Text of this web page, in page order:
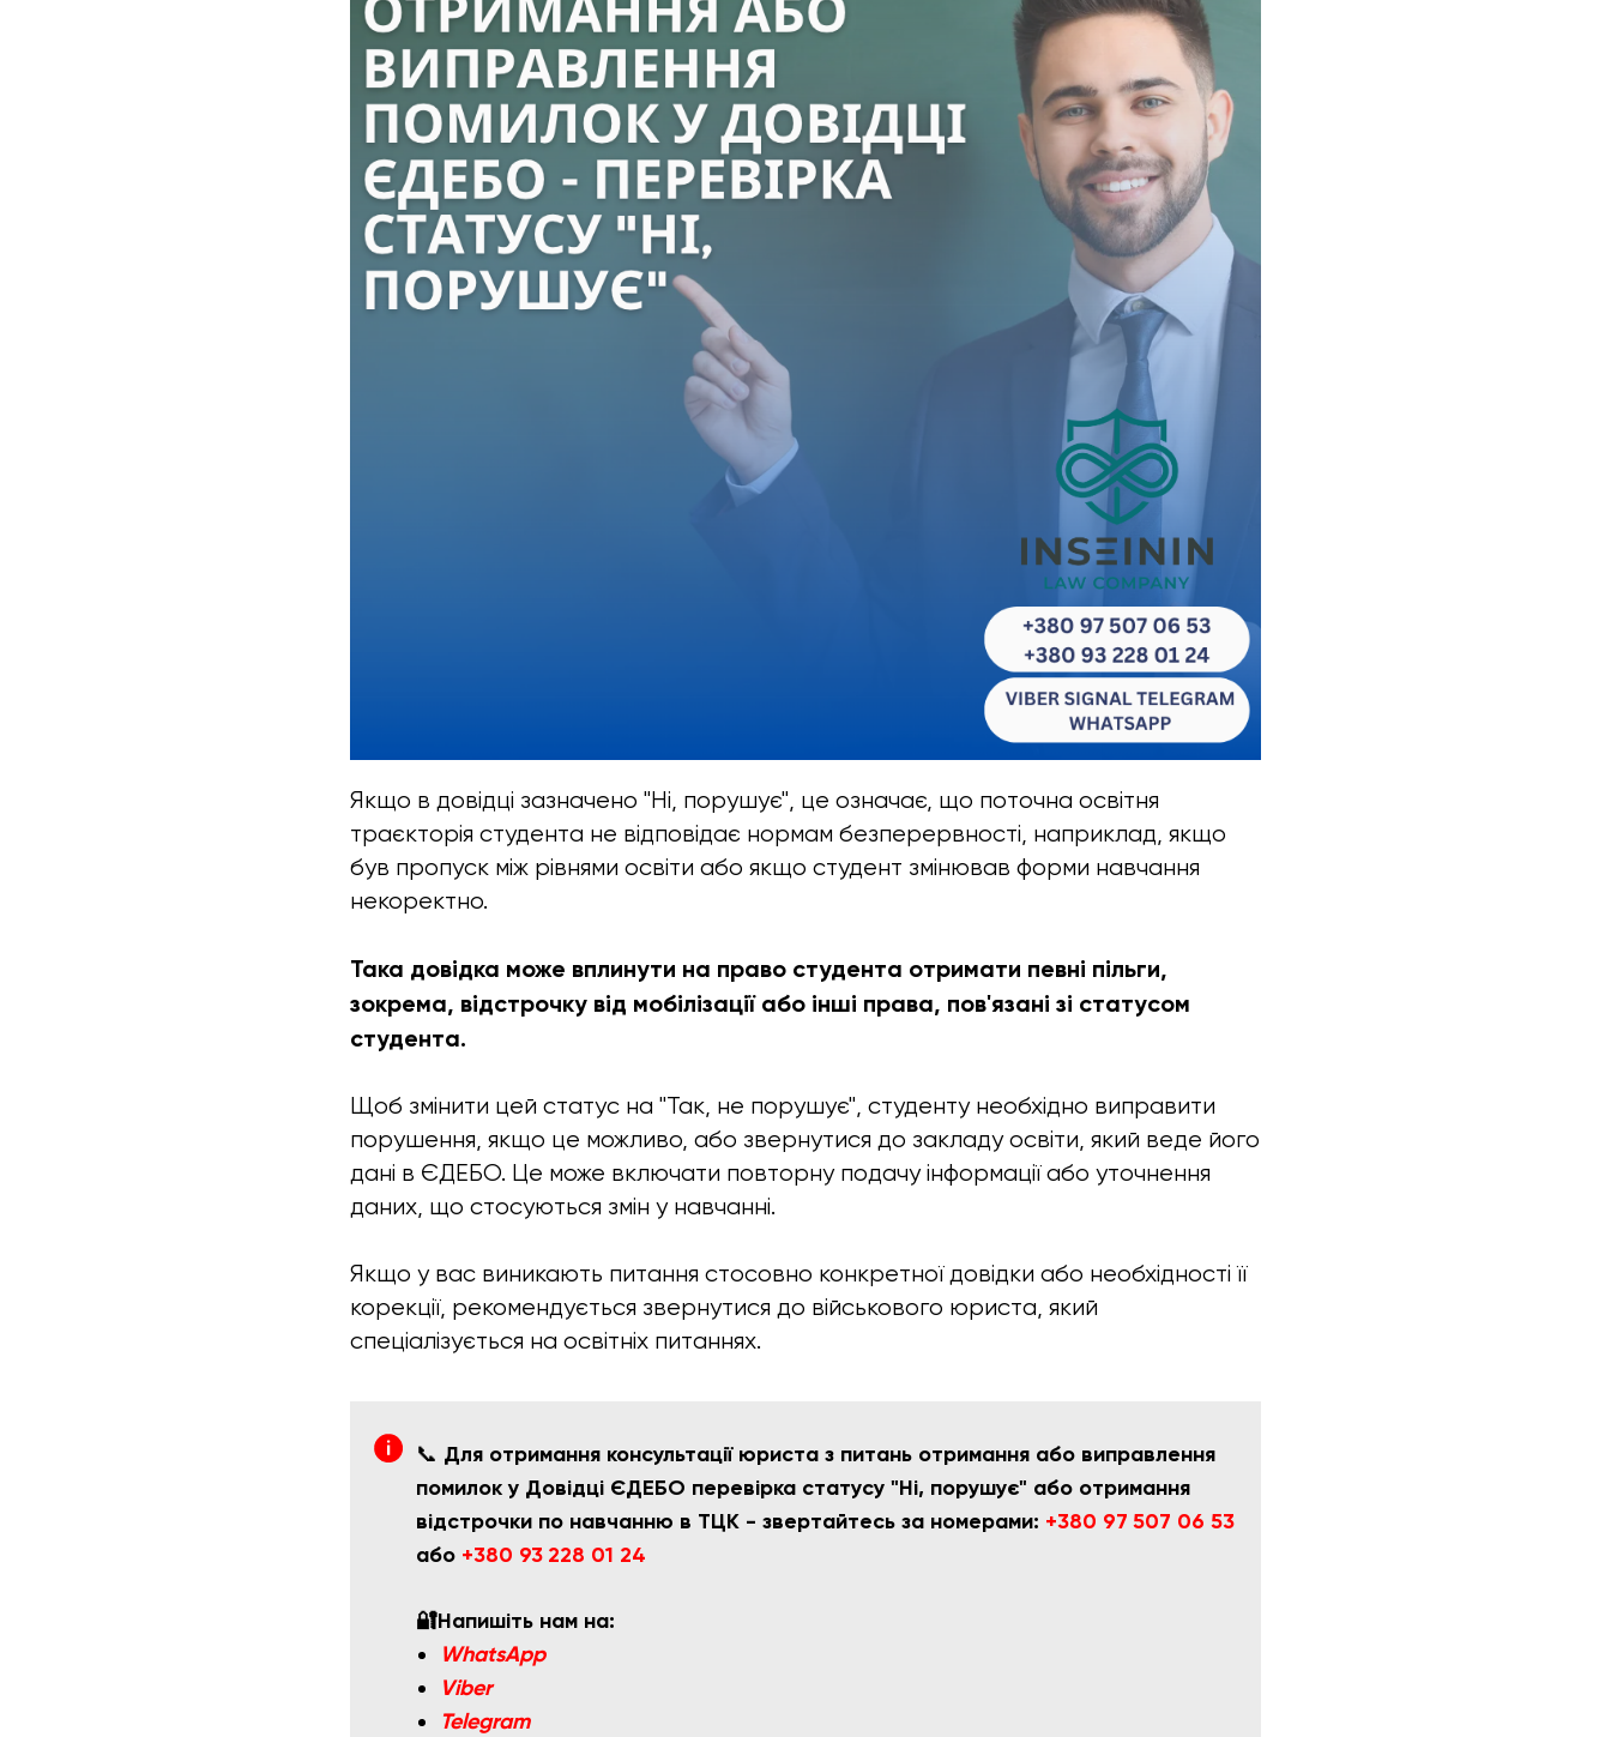
Якщо в довідці зазначено "Ні, порушує", це означає, що поточна освітня
траєкторія студента не відповідає нормам безперервності, наприклад, якщо
був пропуск між рівнями освіти або якщо студент змінював форми навчання
некоректно.
Така довідка може вплинути на право студента отримати певні пільги,
зокрема, відстрочку від мобілізації або інші права, пов'язані зі статусом
студента.
Щоб змінити цей статус на "Так, не порушує", студенту необхідно виправити
порушення, якщо це можливо, або звернутися до закладу освіти, який веде його
дані в ЄДЕБО. Це може включати повторну подачу інформації або уточнення
даних, що стосуються змін у навчанні​.
Якщо у вас виникають питання стосовно конкретної довідки або необхідності її
корекції, рекомендується звернутися до військового юриста, який
спеціалізується на освітніх питаннях.
📞 Для отримання консультації юриста з питань отримання або виправлення
помилок у Довідці ЄДЕБО перевірка статусу "Ні, порушує" або отримання
відстрочки по навчанню в ТЦК - звертайтесь за номерами: +380 97 507 06 53
або +380 93 228 01 24
🔐Напишіть нам на:
WhatsApp
Viber
Telegram